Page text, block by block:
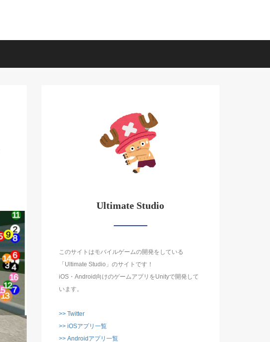
Ultimate Studio
このサイトはモバイルゲームの開発をしている
「Ultimate Studio」のサイトです！
iOS・Android向けのゲームアプリをUnityで開発して
います。
>> Twitter
>> iOSアプリ一覧
>> Androidアプリ一覧